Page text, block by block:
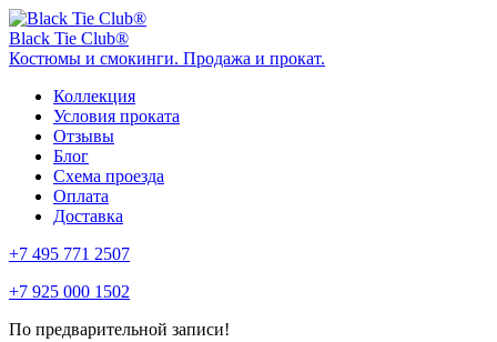
Black Tie Club®
Костюмы и смокинги. Продажа и прокат.
Коллекция
Условия проката
Отзывы
Блог
Схема проезда
Оплата
Доставка
+7 495 771 2507
+7 925 000 1502
По предварительной записи!